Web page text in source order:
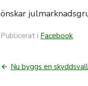
önskar
Publicerat i Facebook
Nu byggs en